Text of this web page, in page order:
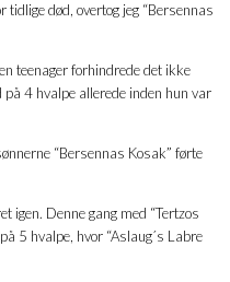
død, overtog jeg “Bersennas
teenager forhindrede det ikke
4 hvalpe allerede inden hun var
“Bersennas Kosak” førte
igen. Denne gang med “Tertzos
5 hvalpe, hvor “Aslaug´s Labre